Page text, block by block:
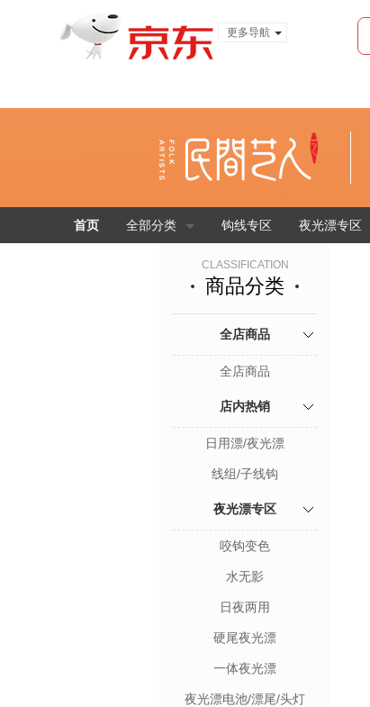
更多导航
首页 全部分类 钩线专区 夜光漂专区
CLASSIFICATION
商品分类
全店商品
全店商品
店内热销
日用漂/夜光漂
线组/子线钩
夜光漂专区
咬钩变色
水无影
日夜两用
硬尾夜光漂
一体夜光漂
夜光漂电池/漂尾/头灯